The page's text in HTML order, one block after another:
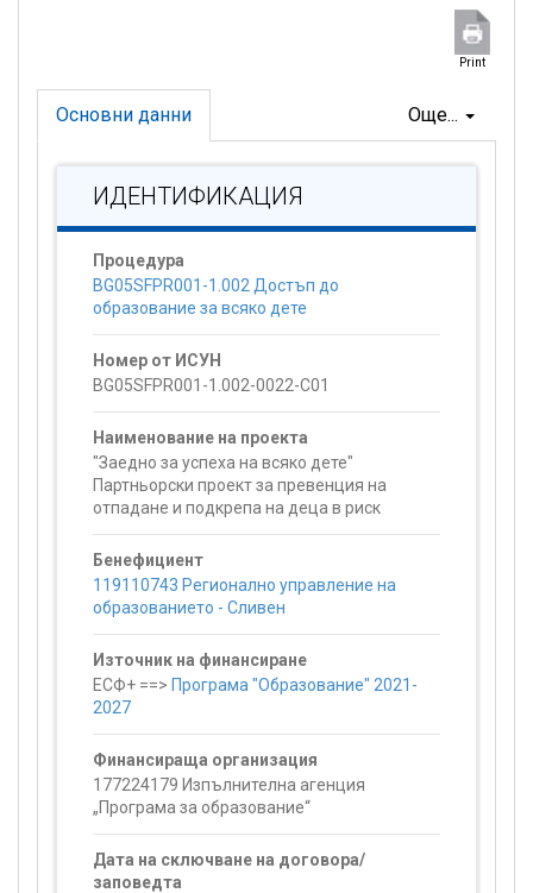
Print
Още...
Основни данни
ИДЕНТИФИКАЦИЯ
Процедура
BG05SFPR001-1.002 Достъп до
образование за всяко дете
Номер от ИСУН
BG05SFPR001-1.002-0022-C01
Наименование на проекта
"Заедно за успеха на всяко дете"
Партньорски проект за превенция на
отпадане и подкрепа на деца в риск
Бенефициент
119110743 Регионално управление на
образованието - Сливен
Източник на финансиране
ЕСФ+ ==> Програма "Образование" 2021-
2027
Финансираща организация
177224179 Изпълнителна агенция
„Програма за образование“
Дата на сключване на договора/
заповедта